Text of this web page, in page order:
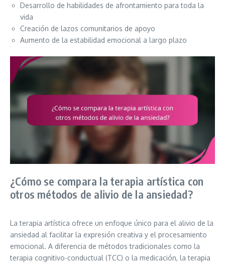
Desarrollo de habilidades de afrontamiento para toda la
vida
Creación de lazos comunitarios de apoyo
Aumento de la estabilidad emocional a largo plazo
¿Cómo se compara la terapia artística con
otros métodos de alivio de la ansiedad?
La terapia artística ofrece un enfoque único para el alivio de la
ansiedad al facilitar la expresión creativa y el procesamiento
emocional. A diferencia de métodos tradicionales como la
terapia cognitivo-conductual (TCC) o la medicación, la terapia